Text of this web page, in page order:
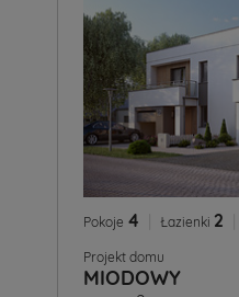
Pokoje 4 Łazienki 2
Projekt domu
MIODOWY